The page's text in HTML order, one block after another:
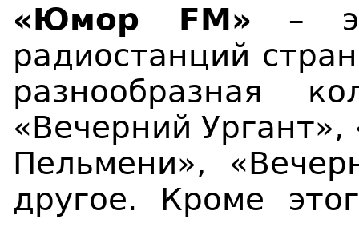
«Юмор FM» –
радиостанций
разнообразная
«Вечерний
Пельмени»,
другое. Кроме